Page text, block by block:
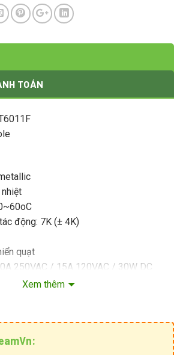
TOÁN
động: 7K (± 4K)
quạt
250VAC / 15A 120VAC / 30W DC
-5oC đến +80oC
Xem thêm